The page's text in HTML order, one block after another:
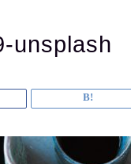
unsplash